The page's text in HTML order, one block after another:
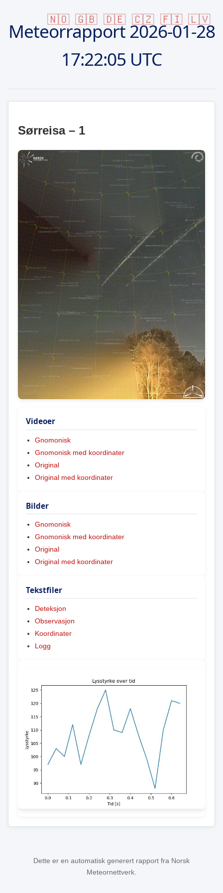
🇳🇴 🇬🇧 🇩🇪 🇨🇿 🇫🇮 🇱🇻
Meteorrapport2026-01-28
17:22:05 UTC
Sørreisa – 1
Videoer
Gnomonisk
Gnomonisk med koordinater
Original
Original med koordinater
Bilder
Gnomonisk
Gnomonisk med koordinater
Original
Original med koordinater
Tekstfiler
Deteksjon
Observasjon
Koordinater
Logg
Dette er en automatisk generert rapport fra Norsk
Meteornettverk.